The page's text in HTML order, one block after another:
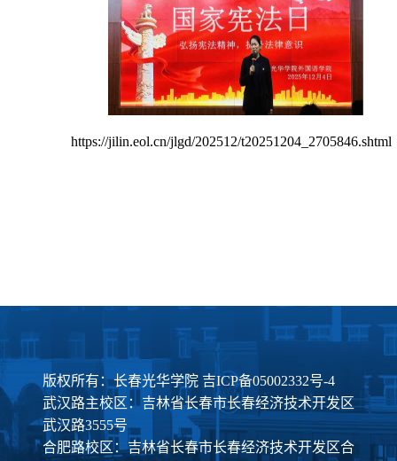
https://jilin.eol.cn/jlgd/202512/t20251204_2705846.shtml
版权所有：长春光华学院 吉ICP备05002332号-4
武汉路主校区：吉林省长春市长春经济技术开发区
武汉路3555号
合肥路校区：吉林省长春市长春经济技术开发区合